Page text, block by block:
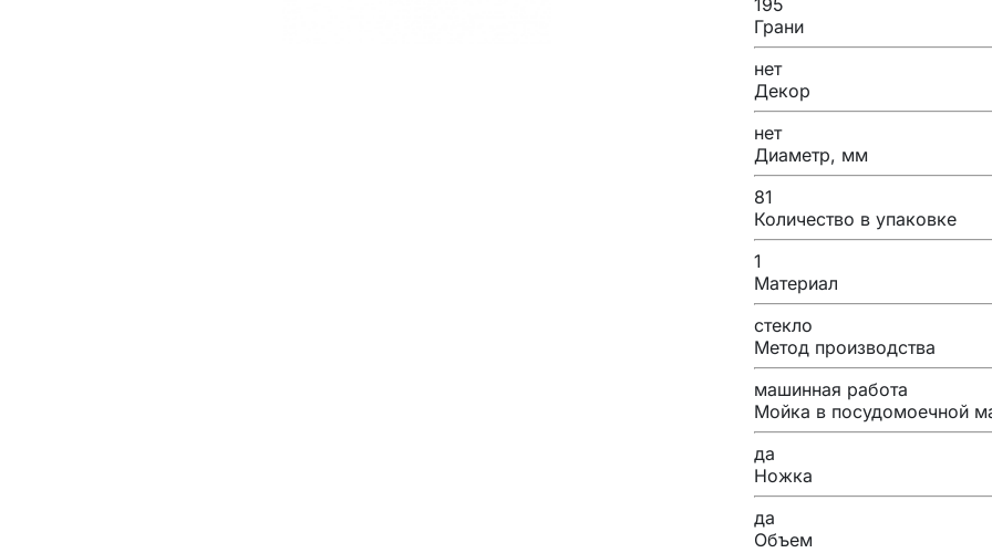
Грани
нет
Декор
нет
Диаметр, мм
81
Количество в упаковке
1
Материал
стекло
Метод производства
машинная работа
Мойка в посудомоечной
да
Ножка
да
Объем